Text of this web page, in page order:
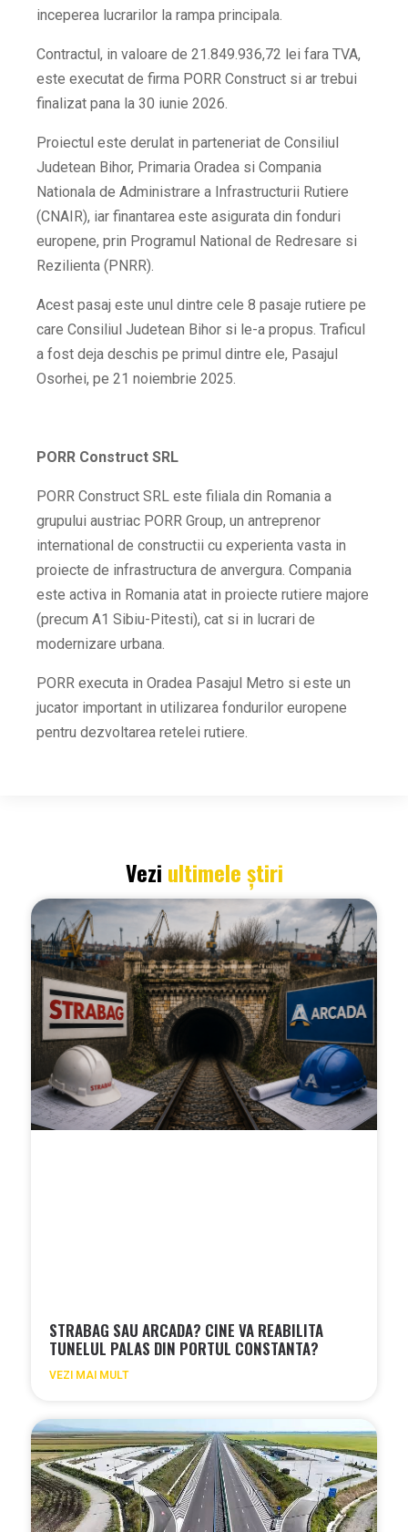
inceperea lucrarilor la rampa principala.
Contractul, in valoare de 21.849.936,72 lei fara TVA,
este executat de firma PORR Construct si ar trebui
finalizat pana la 30 iunie 2026.
Proiectul este derulat in parteneriat de Consiliul
Judetean Bihor, Primaria Oradea si Compania
Nationala de Administrare a Infrastructurii Rutiere
(CNAIR), iar finantarea este asigurata din fonduri
europene, prin Programul National de Redresare si
Rezilienta (PNRR).
Acest pasaj este unul dintre cele 8 pasaje rutiere pe
care Consiliul Judetean Bihor si le-a propus. Traficul
a fost deja deschis pe primul dintre ele, Pasajul
Osorhei, pe 21 noiembrie 2025.
PORR Construct SRL
PORR Construct SRL este filiala din Romania a
grupului austriac PORR Group, un antreprenor
international de constructii cu experienta vasta in
proiecte de infrastructura de anvergura. Compania
este activa in Romania atat in proiecte rutiere majore
(precum A1 Sibiu-Pitesti), cat si in lucrari de
modernizare urbana.
PORR executa in Oradea Pasajul Metro si este un
jucator important in utilizarea fondurilor europene
pentru dezvoltarea retelei rutiere.
Vezi ultimele știri
STRABAG SAU ARCADA? CINE VA REABILITA
TUNELUL PALAS DIN PORTUL CONSTANTA?
VEZI MAI MULT